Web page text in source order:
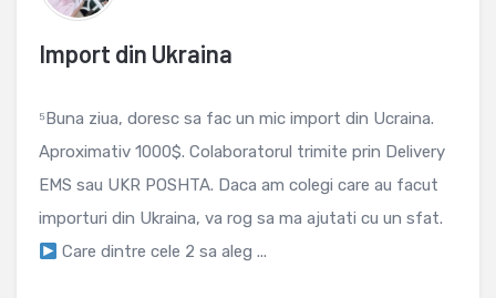
Import din Ukraina
⁵Buna ziua, doresc sa fac un mic import din Ucraina.
Aproximativ 1000$. Colaboratorul trimite prin Delivery
EMS sau UKR POSHTA. Daca am colegi care au facut
importuri din Ukraina, va rog sa ma ajutati cu un sfat.
Care dintre cele 2 sa aleg ...